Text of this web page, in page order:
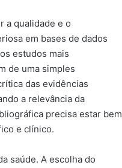
a qualidade e o
em bases de dados
estudos mais
de uma simples
das evidências
a relevância da
precisa estar bem
e clínico.
saúde. A escolha do